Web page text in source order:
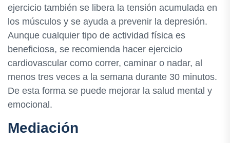
ejercicio también se libera la tensión acumulada en
los músculos y se ayuda a prevenir la depresión.
Aunque cualquier tipo de actividad física es
beneficiosa, se recomienda hacer ejercicio
cardiovascular como correr, caminar o nadar, al
menos tres veces a la semana durante 30 minutos.
De esta forma se puede mejorar la salud mental y
emocional.
Mediación